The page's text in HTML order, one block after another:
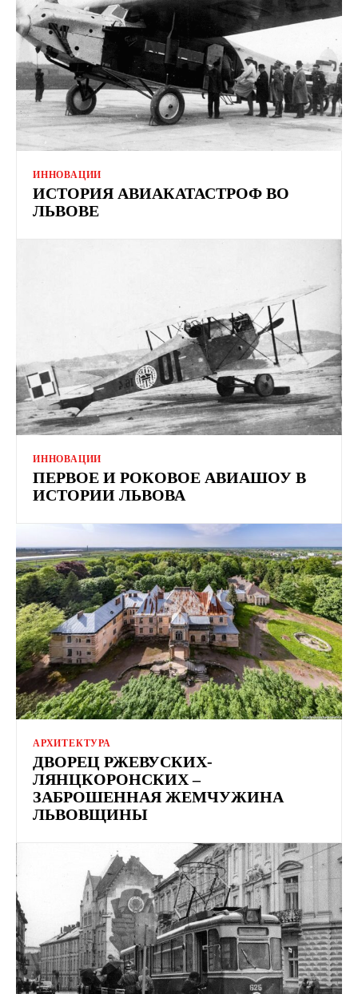
ИННОВАЦИИ
ИСТОРИЯ АВИАКАТАСТРОФ ВО
ЛЬВОВЕ
ИННОВАЦИИ
ПЕРВОЕ И РОКОВОЕ АВИАШОУ В
ИСТОРИИ ЛЬВОВА
АРХИТЕКТУРА
ДВОРЕЦ РЖЕВУСКИХ-
ЛЯНЦКОРОНСКИХ –
ЗАБРОШЕННАЯ ЖЕМЧУЖИНА
ЛЬВОВЩИНЫ